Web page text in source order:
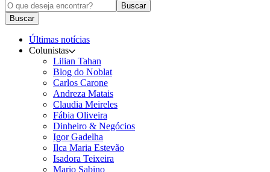
Buscar
Buscar
Últimas notícias
Colunistas
Lilian Tahan
Blog do Noblat
Carlos Carone
Andreza Matais
Claudia Meireles
Fábia Oliveira
Dinheiro & Negócios
Igor Gadelha
Ilca Maria Estevão
Isadora Teixeira
Mario Sabino